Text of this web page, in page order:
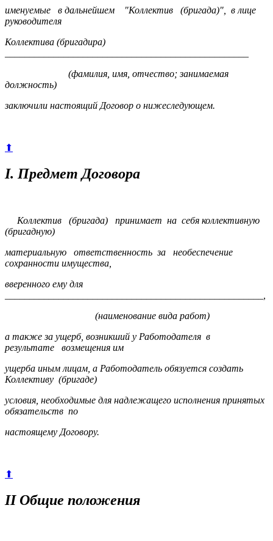
именуемые в дальнейшем "Коллектив (бригада)", в лице
руководителя
Коллектива (бригадира)
(фамилия, имя, отчество; занимаемая
должность)
заключили настоящий Договор о нижеследующем.
⬆
I. Предмет Договора
Коллектив (бригада) принимает на себя коллективную
(бригадную)
материальную ответственность за необеспечение
сохранности имущества,
вверенного ему для
(наименование вида работ)
а также за ущерб, возникший у Работодателя в
результате возмещения им
ущерба иным лицам, а Работодатель обязуется создать
Коллективу (бригаде)
условия, необходимые для надлежащего исполнения принятых
обязательств по
настоящему Договору.
⬆
II Общие положения